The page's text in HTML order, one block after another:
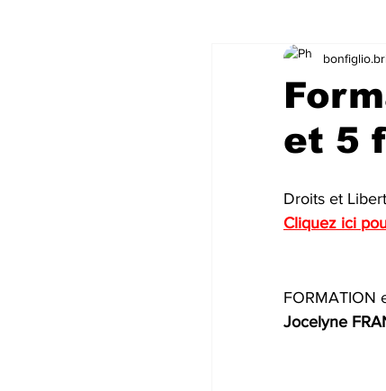
et 5
Droits et
Cliquez ici
FORMATION
Jocelyne